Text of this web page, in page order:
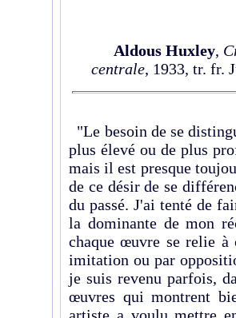
Aldous Huxley,
centrale, 1933, tr. fr.
"Le besoin de se
plus élevé ou de plus
mais il est presque
de ce désir de se
du passé. J'ai tenté de
la dominante de mon
chaque œuvre se relie à
imitation ou par
je suis revenu parfois,
œuvres qui montrent